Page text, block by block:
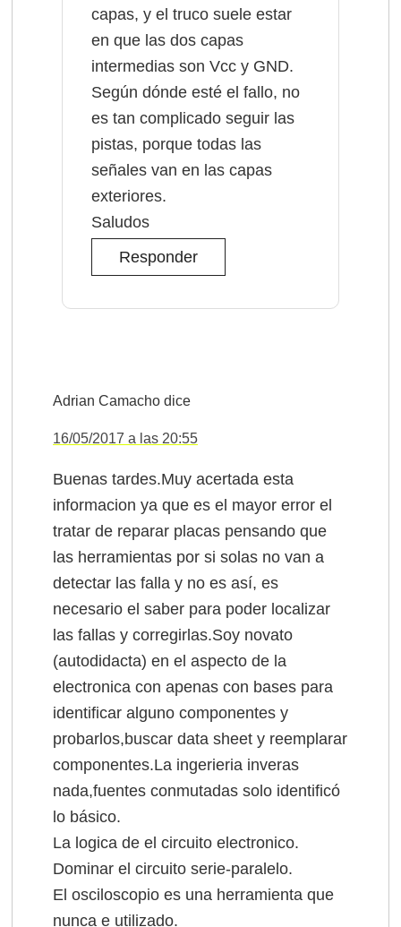
capas, y el truco suele estar
en que las dos capas
intermedias son Vcc y GND.
Según dónde esté el fallo, no
es tan complicado seguir las
pistas, porque todas las
señales van en las capas
exteriores.
Saludos
Responder
Adrian Camacho dice
16/05/2017 a las 20:55
Buenas tardes.Muy acertada esta
informacion ya que es el mayor error el
tratar de reparar placas pensando que
las herramientas por si solas no van a
detectar las falla y no es así, es
necesario el saber para poder localizar
las fallas y corregirlas.Soy novato
(autodidacta) en el aspecto de la
electronica con apenas con bases para
identificar alguno componentes y
probarlos,buscar data sheet y reemplarar
componentes.La ingerieria inveras
nada,fuentes conmutadas solo identificó
lo básico.
La logica de el circuito electronico.
Dominar el circuito serie-paralelo.
El osciloscopio es una herramienta que
nunca e utilizado.